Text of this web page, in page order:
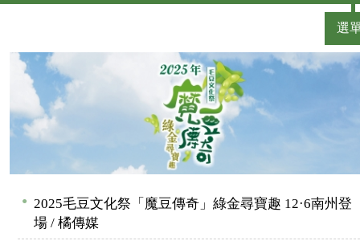
選
●
2025毛豆文化祭「魔豆傳奇」綠金尋寶趣 12·6南州登
場 / 橘傳媒